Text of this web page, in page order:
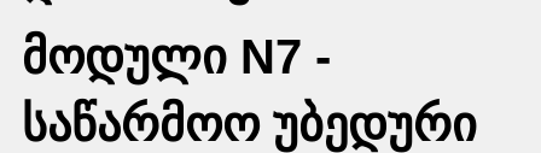
მოდული N7 -
საწარმოო უბედური